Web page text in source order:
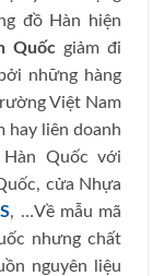
đồ Hàn hiện
Quốc giảm đi
những hàng
Việt Nam
hay liên doanh
Quốc với
cửa Nhựa
, …Về mẫu mã
nhưng chất
nguyên liệu